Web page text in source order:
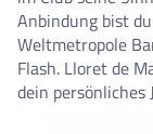
Anbindung bist
Weltmetropole
Flash. Lloret de
dein persönliches